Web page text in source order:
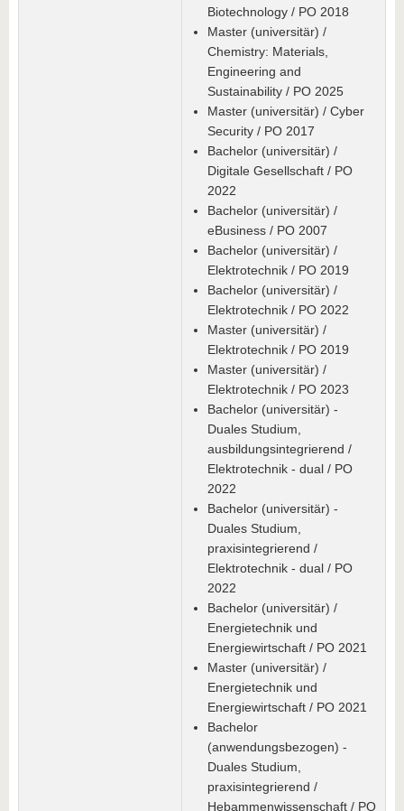
Biotechnology / PO 2018
Master (universitär) /
Chemistry: Materials,
Engineering and
Sustainability / PO 2025
Master (universitär) / Cyber
Security / PO 2017
Bachelor (universitär) /
Digitale Gesellschaft / PO
2022
Bachelor (universitär) /
eBusiness / PO 2007
Bachelor (universitär) /
Elektrotechnik / PO 2019
Bachelor (universitär) /
Elektrotechnik / PO 2022
Master (universitär) /
Elektrotechnik / PO 2019
Master (universitär) /
Elektrotechnik / PO 2023
Bachelor (universitär) -
Duales Studium,
ausbildungsintegrierend /
Elektrotechnik - dual / PO
2022
Bachelor (universitär) -
Duales Studium,
praxisintegrierend /
Elektrotechnik - dual / PO
2022
Bachelor (universitär) /
Energietechnik und
Energiewirtschaft / PO 2021
Master (universitär) /
Energietechnik und
Energiewirtschaft / PO 2021
Bachelor
(anwendungsbezogen) -
Duales Studium,
praxisintegrierend /
Hebammenwissenschaft / PO